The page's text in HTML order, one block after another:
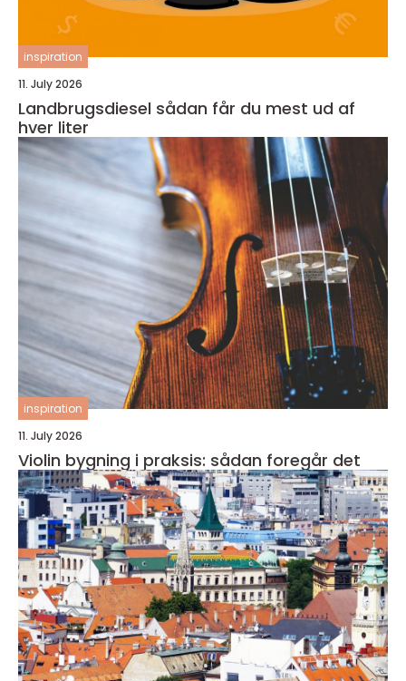
inspiration
11. July 2026
Landbrugsdiesel sådan får du mest ud af
hver liter
inspiration
11. July 2026
Violin bygning i praksis: sådan foregår det